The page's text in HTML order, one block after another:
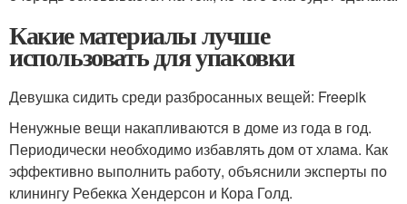
Какие материалы лучше
использовать для упаковки
Девушка сидить среди разбросанных вещей: Freepik
Ненужные вещи накапливаются в доме из года в год.
Периодически необходимо избавлять дом от хлама. Как
эффективно выполнить работу, объяснили эксперты по
клинингу Ребекка Хендерсон и Кора Голд.